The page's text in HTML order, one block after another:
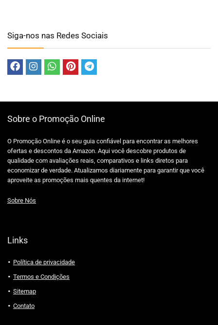
Siga-nos nas Redes Sociais
Sobre o Promoção Online
O Promoção Online é o seu guia confiável para encontrar as melhores
ofertas e descontos da Amazon. Aqui você descobre produtos de
qualidade com avaliações reais, comparativos e links diretos para
economizar de verdade. Atualizamos diariamente para garantir que você
aproveite as promoções mais quentes da internet!
Sobre Nós
Links
Política de privacidade
Termos e Condições
Sitemap
Contato